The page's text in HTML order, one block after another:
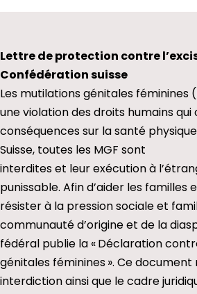
Lettre de protection contre
Confédération suisse
Les mutilations génitales féminines
une violation des droits humains
conséquences sur la santé
Suisse, toutes les MGF sont
interdites et leur exécution à
punissable. Afin d’aider les familles
résister à la pression sociale et
communauté d’origine et de la
fédéral publie la « Déclaration
génitales féminines ». Ce
interdiction ainsi que le cadre